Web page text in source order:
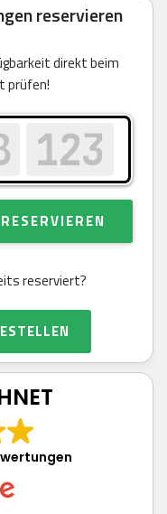
reservieren
direkt beim
prüfen!
reserviert?